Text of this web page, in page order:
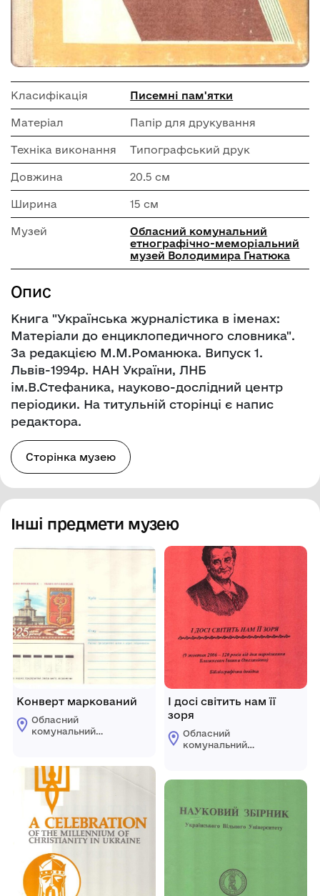
Класифікація Писемні пам'ятки
Матеріал Папір для друкування
Техніка виконання Типографський друк
Довжина 20.5 см
Ширина 15 см
Музей
Обласний комунальний
етнографічно-меморіальний
музей Володимира Гнатюка
Опис
Книга "Українська журналістика в іменах:
Матеріали до енциклопедичного словника".
За редакцією М.М.Романюка. Випуск 1.
Львів-1994р. НАН України, ЛНБ
ім.В.Стефаника, науково-дослідний центр
періодики. На титульній сторінці є напис
редактора.
Сторінка музею
Інші предмети музею
Конверт маркований
Обласний
комунальний
Володимира
Гнатюка
І досі світить нам її
зоря
Обласний
комунальний
Володимира